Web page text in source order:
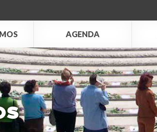
AGENDA